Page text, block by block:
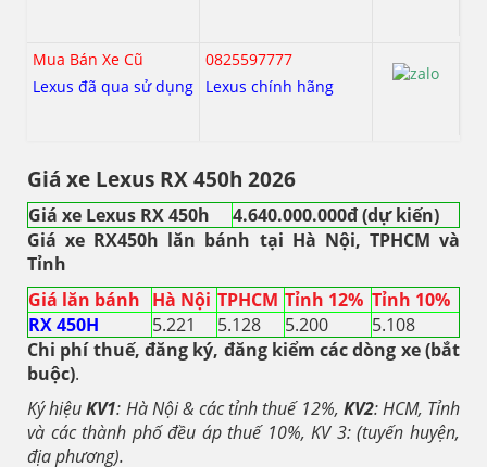
Mua Bán Xe Cũ
Lexus đã qua sử dụng
0825597777
Lexus chính hãng
Giá xe Lexus RX 450h 2026
Giá xe Lexus RX 450h
4.640.000.000đ (dự kiến)
Giá xe RX450h lăn bánh tại Hà Nội, TPHCM và
Tỉnh
Giá lăn bánh Hà Nội TPHCM Tỉnh 12% Tỉnh 10%
RX 450H
5.221 5.128 5.200
5.108
Chi phí thuế, đăng ký, đăng kiểm các dòng xe (bắt
buộc).
Ký hiệuKV1: Hà Nội & các tỉnh thuế 12%, KV2: HCM, Tỉnh
và các thành phố đều áp thuế 10%, KV 3: (tuyến huyện,
địa phương).